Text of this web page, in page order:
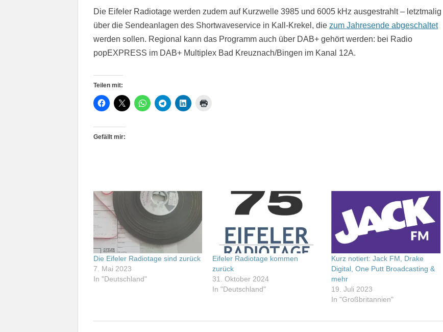
Die Eifeler Radiotage werden zudem auf Kurzwelle 3985 und 6005 kHz ausgestrahlt – letztmalig
über die Sendeanlagen des Shortwaveservice in Kall-Krekel, die zum Jahresende abgeschaltet
werden sollen. Regional kann das Programm auch über DAB+ gehört werden: bei Radio
popEXPRESS im DAB+ Multiplex Bad Kreuznach/Bingen im Kanal 12A.
Teilen mit:
Gefällt mir:
Die Eifeler Radiotage sind zurück
7. Mai 2023
In "Deutschland"
Eifeler Radiotage kommen
zurück
31. Oktober 2024
In "Deutschland"
Kurz notiert: Jack FM, Drake
Digital, One Putt Broadcasting &
mehr
19. Juli 2023
In "Großbritannien"